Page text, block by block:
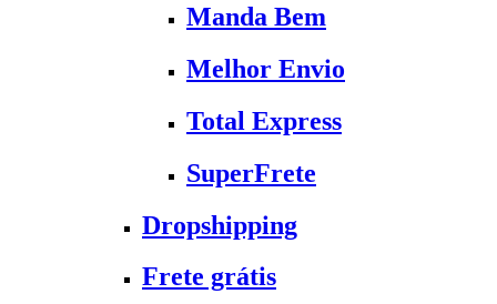
Manda Bem
Melhor Envio
Total Express
SuperFrete
Dropshipping
Frete grátis